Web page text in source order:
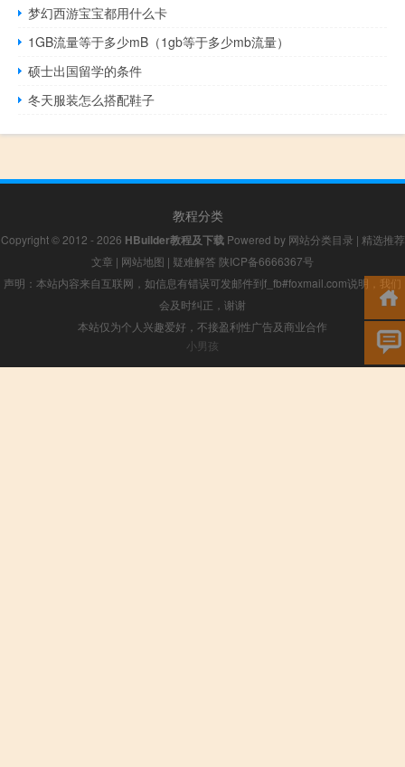
梦幻西游宝宝都用什么卡
1GB流量等于多少mB（1gb等于多少mb流量）
硕士出国留学的条件
冬天服装怎么搭配鞋子
教程分类
Copyright © 2012 - 2026 HBuilder教程及下载Powered by 网站分类目录 | 精选推荐
文章 | 网站地图 | 疑难解答 陕ICP备6666367号
声明：本站内容来自互联网，如信息有错误可发邮件到f_fb#foxmail.com说明，我们
会及时纠正，谢谢
本站仅为个人兴趣爱好，不接盈利性广告及商业合作
小男孩